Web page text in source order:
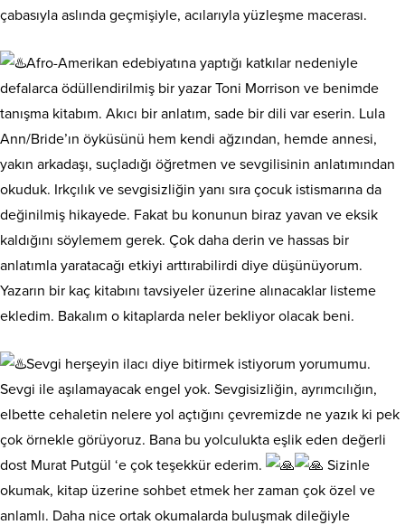
çabasıyla aslında geçmişiyle, acılarıyla yüzleşme macerası.
Afro-Amerikan edebiyatına yaptığı katkılar nedeniyle
defalarca ödüllendirilmiş bir yazar Toni Morrison ve benimde
tanışma kitabım. Akıcı bir anlatım, sade bir dili var eserin. Lula
Ann/Bride’ın öyküsünü hem kendi ağzından, hemde annesi,
yakın arkadaşı, suçladığı öğretmen ve sevgilisinin anlatımından
okuduk. Irkçılık ve sevgisizliğin yanı sıra çocuk istismarına da
değinilmiş hikayede. Fakat bu konunun biraz yavan ve eksik
kaldığını söylemem gerek. Çok daha derin ve hassas bir
anlatımla yaratacağı etkiyi arttırabilirdi diye düşünüyorum.
Yazarın bir kaç kitabını tavsiyeler üzerine alınacaklar listeme
ekledim. Bakalım o kitaplarda neler bekliyor olacak beni.
Sevgi herşeyin ilacı diye bitirmek istiyorum yorumumu.
Sevgi ile aşılamayacak engel yok. Sevgisizliğin, ayrımcılığın,
elbette cehaletin nelere yol açtığını çevremizde ne yazık ki pek
çok örnekle görüyoruz. Bana bu yolculukta eşlik eden değerli
dost Murat Putgül ‘e çok teşekkür ederim.
Sizinle
okumak, kitap üzerine sohbet etmek her zaman çok özel ve
anlamlı. Daha nice ortak okumalarda buluşmak dileğiyle